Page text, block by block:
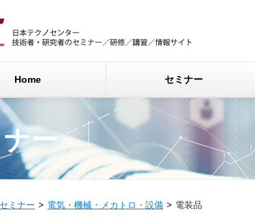
Home セミナー
ー
セミナー 電気・機械・メカトロ・設備 電装品